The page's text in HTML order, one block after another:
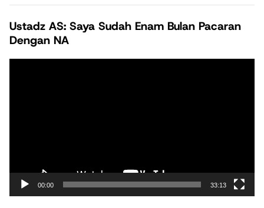
Ustadz AS: Saya Sudah Enam Bulan Pacaran
Dengan NA
00:00 33:13